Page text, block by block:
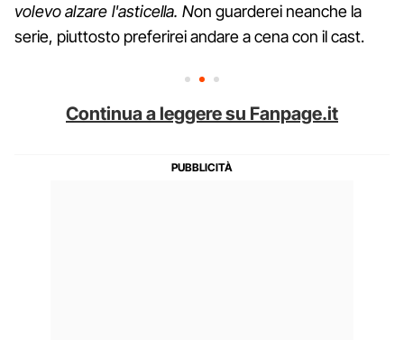
volevo alzare l'asticella. Non guarderei neanche la
serie, piuttosto preferirei andare a cena con il cast.
Continua a leggere su Fanpage.it